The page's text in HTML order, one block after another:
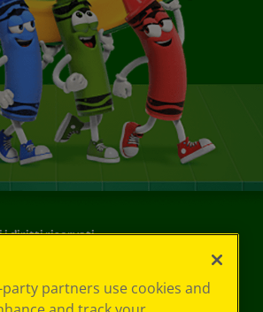
i diritti riservati.
partners use cookies and